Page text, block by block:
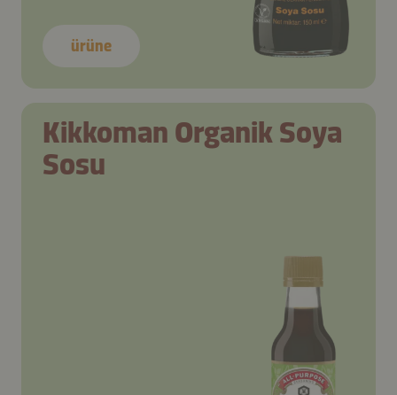
ürüne
Kikkoman Organik Soya
Sosu